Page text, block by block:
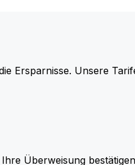
Ersparnisse. Unsere
Überweisung